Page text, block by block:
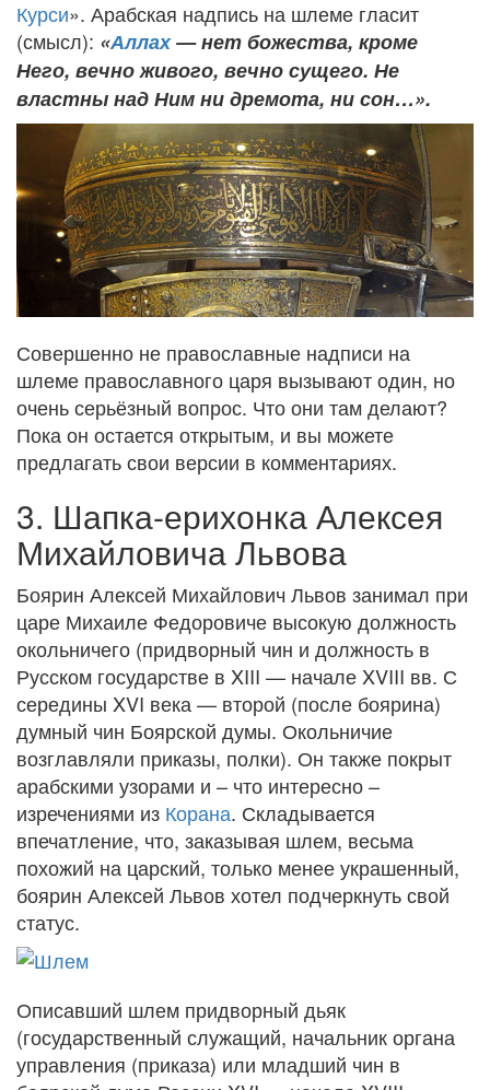
Курси». Арабская надпись на шлеме гласит
(смысл): «Аллах— нет божества, кроме
Него, вечно живого, вечно сущего. Не
властны над Ним ни дремота, ни сон…».
Совершенно не православные надписи на
шлеме православного царя вызывают один, но
очень серьёзный вопрос. Что они там делают?
Пока он остается открытым, и вы можете
предлагать свои версии в комментариях.
3. Шапка-ерихонка Алексея
Михайловича Львова
Боярин Алексей Михайлович Львов занимал при
царе Михаиле Федоровиче высокую должность
окольничего (придворный чин и должность в
Русском государстве в XIII — начале XVIII вв. С
середины XVI века — второй (после боярина)
думный чин Боярской думы. Окольничие
возглавляли приказы, полки). Он также покрыт
арабскими узорами и – что интересно –
изречениями из Корана. Складывается
впечатление, что, заказывая шлем, весьма
похожий на царский, только менее украшенный,
боярин Алексей Львов хотел подчеркнуть свой
статус.
Описавший шлем придворный дьяк
(государственный служащий, начальник органа
управления (приказа) или младший чин в